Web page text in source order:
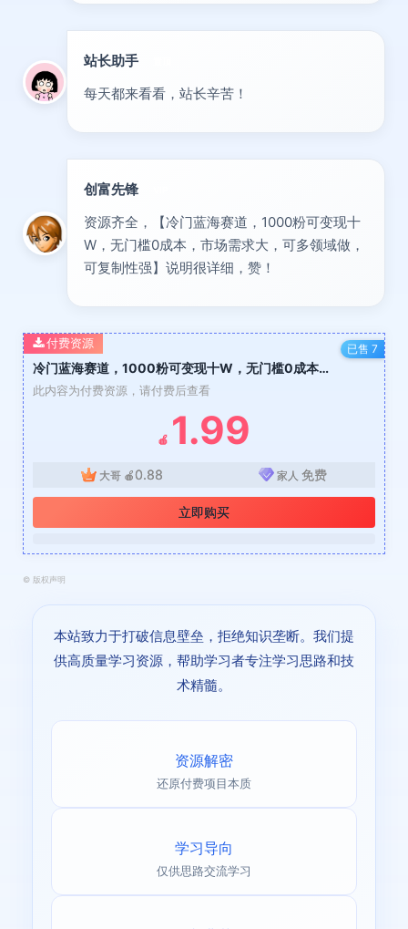
站长助手
每天都来看看，站长辛苦！
创富先锋
资源齐全，【冷门蓝海赛道，1000粉可变现十
W，无门槛0成本，市场需求大，可多领域做，
可复制性强】说明很详细，赞！
冷门蓝海赛道，1000粉可变现十W，无门槛0成本，市场需求大，可多领域做，可复制性强
此内容为付费资源，请付费后查看
🍎 1.99
大哥 🍎0.88 家人 免费
立即购买
付费资源 已售 7
© 版权声明
本站致力于打破信息壁垒，拒绝知识垄断。我们提
供高质量学习资源，帮助学习者专注学习思路和技
术精髓。
资源解密
还原付费项目本质
学习导向
仅供思路交流学习